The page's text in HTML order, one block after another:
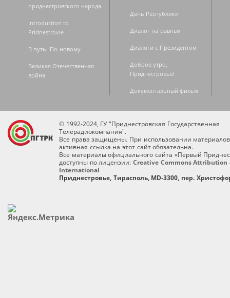
приднестровского народа
Introduction to
Pridnestrovie
В путь! По-новому
Великая Отечественная
война
День Республики
Диалог на равных
Диалоги с Президентом
Доброе утро,
Приднестровье!
Документальный фильм
© 1992-2024, ГУ "Приднестровская Государственная
Телерадиокомпания".
Все права защищены. При использовании
активная ссылка на этот сайт обязательна.
Все материалы официального сайта «Первый
доступны по лицензии: Creative Commons Attribution
International
Приднестровье, Тирасполь, MD-3300, пер.